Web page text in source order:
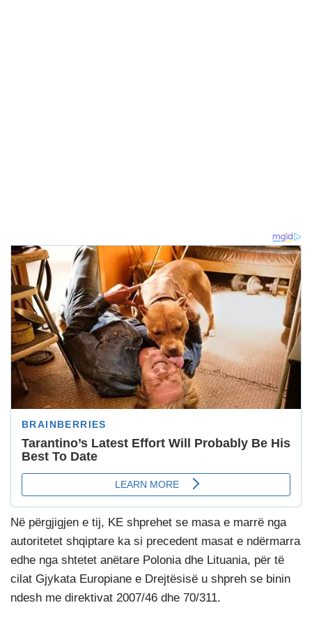
Në përgjigjen e tij, KE shprehet se masa e marrë nga
autoritetet shqiptare ka si precedent masat e ndërmarra
edhe nga shtetet anëtare Polonia dhe Lituania, për të
cilat Gjykata Europiane e Drejtësisë u shpreh se binin
ndesh me direktivat 2007/46 dhe 70/311.